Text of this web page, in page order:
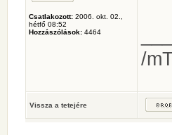
Csatlakozott: 2006. okt. 02.,
hétfő 08:52
Hozzászólások: 4464
/
Vissza a tetejére